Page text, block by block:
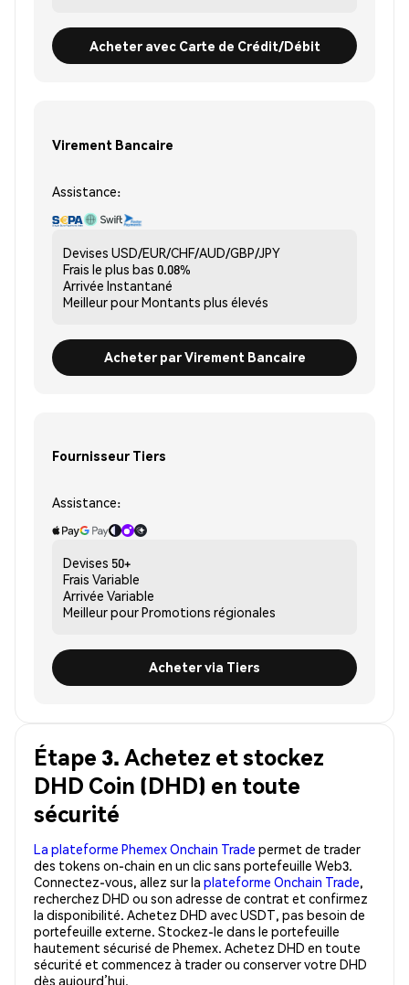
Acheter avec Carte de Crédit/Débit
Virement Bancaire
Assistance:
Devises USD/EUR/CHF/AUD/GBP/JPY
Frais le plus bas 0.08%
Arrivée Instantané
Meilleur pourMontants plus élevés
Acheter par Virement Bancaire
Fournisseur Tiers
Assistance:
Devises 50+
Frais Variable
Arrivée Variable
Meilleur pourPromotions régionales
Acheter via Tiers
Étape 3. Achetez et stockez
DHD Coin (DHD) en toute
sécurité
La plateforme Phemex Onchain Trade permet de trader
des tokens on-chain en un clic sans portefeuille Web3.
Connectez-vous, allez sur la plateforme Onchain Trade,
recherchez DHD ou son adresse de contrat et confirmez
la disponibilité. Achetez DHD avec USDT, pas besoin de
portefeuille externe. Stockez-le dans le portefeuille
hautement sécurisé de Phemex. Achetez DHD en toute
sécurité et commencez à trader ou conserver votre DHD
dès aujourd’hui.